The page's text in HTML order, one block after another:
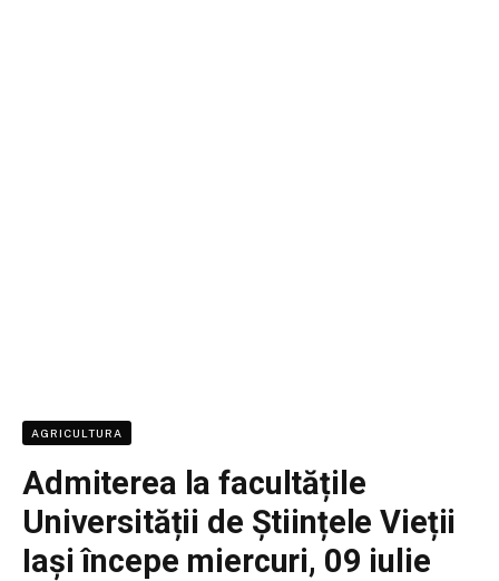
AGRICULTURA
Admiterea la facultățile
Universității de Științele Vieții
Iași începe miercuri, 09 iulie